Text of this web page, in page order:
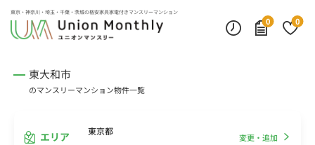
東京・神奈川・埼玉・千葉・茨城の格安家具家電付きマンスリーマンション
0
0
東大和市
のマンスリーマンション物件一覧
エリア 東京都
変更・追加